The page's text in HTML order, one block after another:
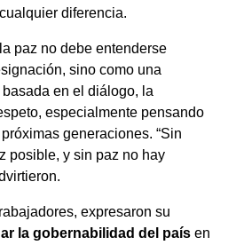
diferencia.
paz no debe entenderse
sino como una
en el diálogo, la
especialmente pensando
generaciones. “Sin
posible, y sin paz no hay
expresaron su
la gobernabilidad del país en